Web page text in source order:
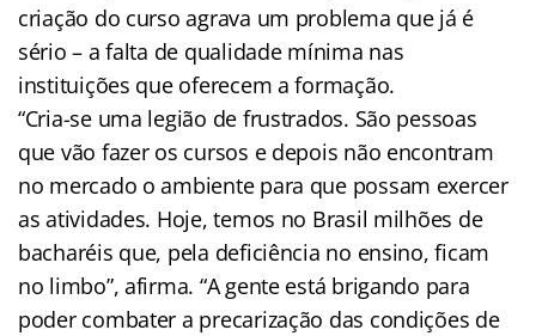
criação do curso agrava um problema que já é
sério – a falta de qualidade mínima nas
instituições que oferecem a formação.
“Cria-se uma legião de frustrados. São pessoas
que vão fazer os cursos e depois não encontram
no mercado o ambiente para que possam exercer
as atividades. Hoje, temos no Brasil milhões de
bacharéis que, pela deficiência no ensino, ficam
no limbo”, afirma. “A gente está brigando para
poder combater a precarização das condições de